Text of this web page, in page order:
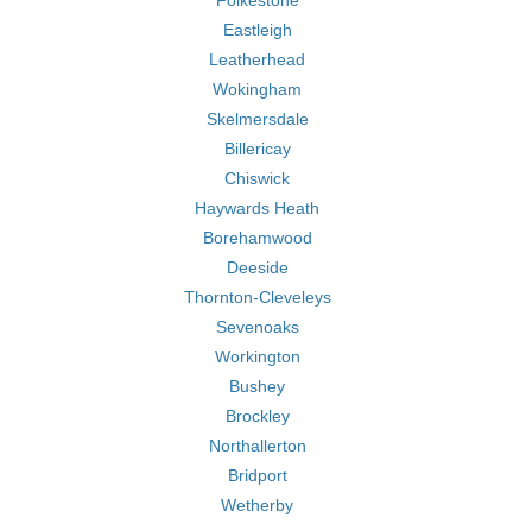
Eastleigh
Leatherhead
Wokingham
Skelmersdale
Billericay
Chiswick
Haywards Heath
Borehamwood
Deeside
Thornton-Cleveleys
Sevenoaks
Workington
Bushey
Brockley
Northallerton
Bridport
Wetherby